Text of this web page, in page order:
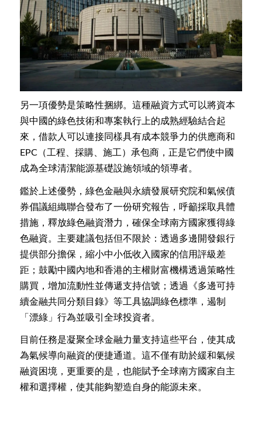
另一項優勢是策略性捆綁。這種融資方式可以將資本
與中國的綠色技術和專案執行上的成熟經驗結合起
來，借款人可以連接同樣具有成本競爭力的供應商和
EPC（工程、採購、施工）承包商，正是它們使中國
成為全球清潔能源基礎設施領域的領導者。
鑑於上述優勢，綠色金融與永續發展研究院和氣候債
券倡議組織聯合發布了一份研究報告，呼籲採取具體
措施，釋放綠色融資潛力，確保全球南方國家獲得綠
色融資。主要建議包括但不限於：透過多邊開發銀行
提供部分擔保，縮小中小低收入國家的信用評級差
距；鼓勵中國內地和香港的主權財富機構透過策略性
購買，增加流動性並傳遞支持信號；透過《多邊可持
續金融共同分類目錄》等工具協調綠色標準，遏制
「漂綠」行為並吸引全球投資者。
目前任務是凝聚全球金融力量支持這些平台，使其成
為氣候導向融資的便捷通道。這不僅有助於緩和氣候
融資困境，更重要的是，也能賦予全球南方國家自主
權和選擇權，使其能夠塑造自身的能源未來。